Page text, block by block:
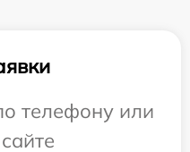
телефону или